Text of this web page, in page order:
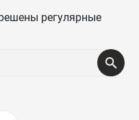
регулярные